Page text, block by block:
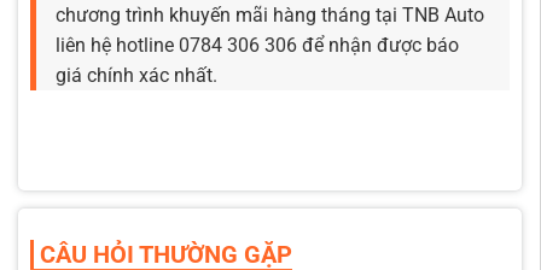
chương trình khuyến mãi hàng tháng tại TNB Auto
liên hệ hotline 0784 306 306 để nhận được báo
giá chính xác nhất.
CÂU HỎI THƯỜNG GẶP